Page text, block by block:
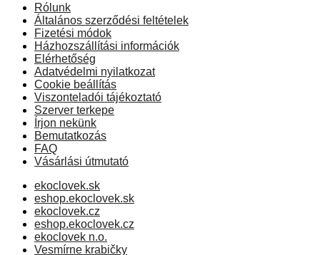
Rólunk
Általános szerződési feltételek
Fizetési módok
Házhozszállítási információk
Elérhetőség
Adatvédelmi nyilatkozat
Cookie beállítás
Viszonteladói tájékoztató
Szerver terkepe
Írjon nekünk
Bemutatkozás
FAQ
Vásárlási útmutató
ekoclovek.sk
eshop.ekoclovek.sk
ekoclovek.cz
eshop.ekoclovek.cz
ekoclovek n.o.
Vesmírne krabičky